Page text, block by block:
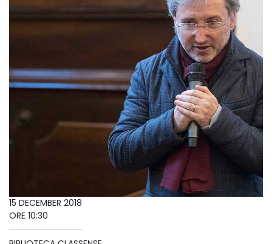
15 DECEMBER 2018
ORE 10:30